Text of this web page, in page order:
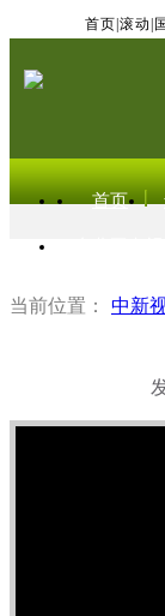
首页 滚动
首页
当前位置： 中新